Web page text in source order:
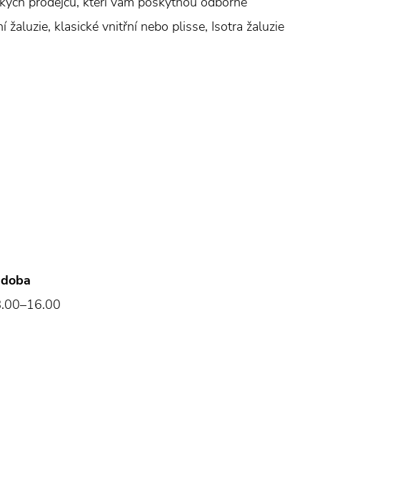
klasické vnitřní nebo plisse, Isotra žaluzie